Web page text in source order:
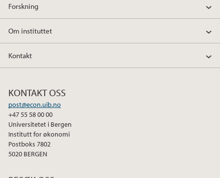
2017
2016
2015
Forskning
Om instituttet
Kontakt
KONTAKT OSS
post@econ.uib.no
+47 55 58 00 00
Universitetet i Bergen
Institutt for økonomi
Postboks 7802
5020 BERGEN